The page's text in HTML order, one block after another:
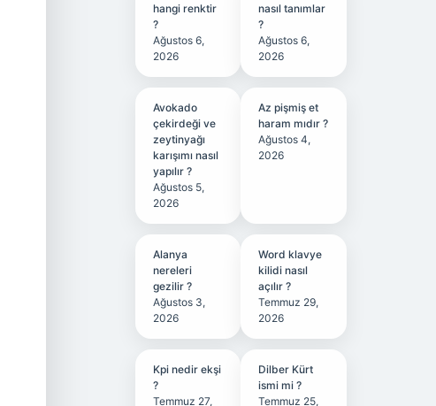
hangi renktir
?
Ağustos 6,
2026
nasıl tanımlar
?
Ağustos 6,
2026
Avokado
çekirdeği ve
zeytinyağı
karışımı nasıl
yapılır ?
Ağustos 5,
2026
Az pişmiş et
haram mıdır ?
Ağustos 4,
2026
Alanya
nereleri
gezilir ?
Ağustos 3,
2026
Word klavye
kilidi nasıl
açılır ?
Temmuz 29,
2026
Kpi nedir ekşi
?
Temmuz 27,
Dilber Kürt
ismi mi ?
Temmuz 25,